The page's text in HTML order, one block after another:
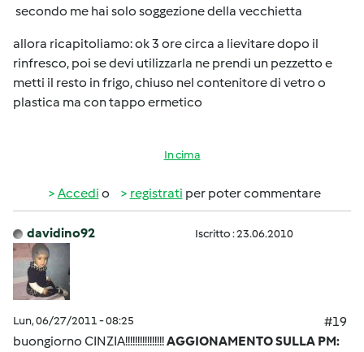
secondo me hai solo soggezione della vecchietta
allora ricapitoliamo: ok 3 ore circa a lievitare dopo il
rinfresco, poi se devi utilizzarla ne prendi un pezzetto e
metti il resto in frigo, chiuso nel contenitore di vetro o
plastica ma con tappo ermetico
In cima
Accedi o registrati per poter commentare
davidino92 Iscritto : 23.06.2010
Lun, 06/27/2011 - 08:25
#19
buongiorno CINZIA!!!!!!!!!!!!!!!!AGGIONAMENTO SULLA PM: